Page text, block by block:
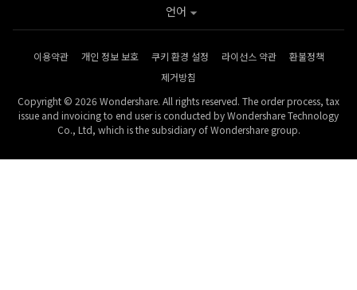
이용약관 개인 정보 보호 쿠키 환경 설정 라이선스 약관
환불정책
제거방침
Copyright © 2026 Wondershare. All rights reserved. The order process, tax
issue and invoicing to end user is conducted by Wondershare Technology
Co., Ltd, which is the subsidiary of Wondershare group.
언어